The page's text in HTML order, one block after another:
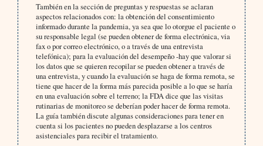
También en la sección de preguntas y respuestas se aclaran
aspectos relacionados con: la obtención del consentimiento
informado durante la pandemia, ya sea que lo otorgue el paciente o
su responsable legal (se pueden obtener de forma electrónica, via
fax o por correo electrónico, o a través de una entrevista
telefónica); para la evaluación del desempeño -hay que valorar si
los datos que se quieren recopilar se pueden obtener a través de
una entrevista, y cuando la evaluación se haga de forma remota, se
tiene que hacer de la forma más parecida posible a lo que se haría
en una evaluación sobre el terreno; la FDA dice que las visitas
rutinarias de monitoreo se deberían poder hacer de forma remota.
La guía también discute algunas consideraciones para tener en
cuenta si los pacientes no pueden desplazarse a los centros
asistenciales para recibir el tratamiento.